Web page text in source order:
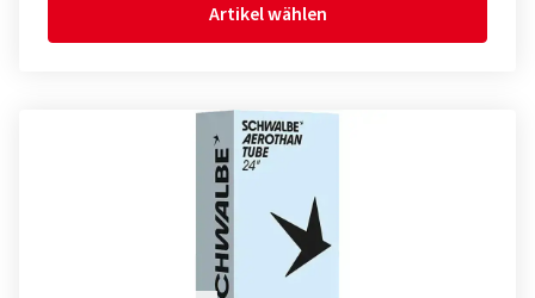
Artikel wählen